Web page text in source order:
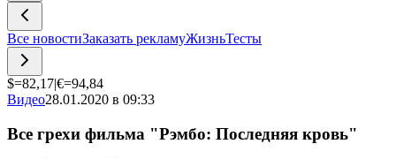
Все новостиЗаказать рекламуЖизньТесты
$=82,17|€=94,84
Видео28.01.2020 в 09:33
Все грехи фильма "Рэмбо: Последняя кровь"